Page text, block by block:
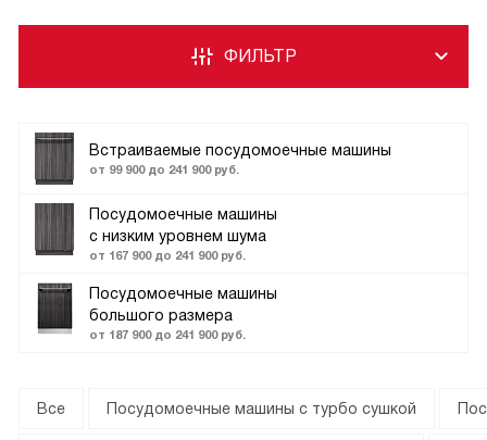
Встраиваемые посудомоечные машины
от 99 900 до 241 900 руб.
Посудомоечные машины
с низким уровнем шума
от 167 900 до 241 900 руб.
Посудомоечные машины
большого размера
от 187 900 до 241 900 руб.
ФИЛЬТР
Все Посудомоечные машины с турбо сушкой